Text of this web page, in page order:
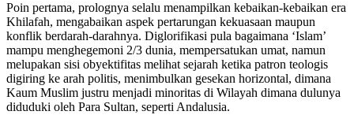
Poin pertama, prolognya selalu menampilkan kebaikan-kebaikan era
Khilafah, mengabaikan aspek pertarungan kekuasaan maupun
konflik berdarah-darahnya. Diglorifikasi pula bagaimana ‘Islam’
mampu menghegemoni 2/3 dunia, mempersatukan umat, namun
melupakan sisi obyektifitas melihat sejarah ketika patron teologis
digiring ke arah politis, menimbulkan gesekan horizontal, dimana
Kaum Muslim justru menjadi minoritas di Wilayah dimana dulunya
diduduki oleh Para Sultan, seperti Andalusia.